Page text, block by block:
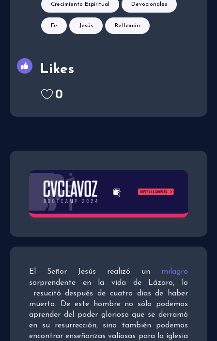
El Señor Jesús realizó un milagro
sorprendente en la vida de Lázaro, lo
resucitó después de cuatro días de haber
muerto. De este hombre no sólo podemos
aprender del poder glorioso que se derramó
en su resurrección, sino también podemos
encontrar enseñanzas valiosas para la iglesia
Crecimiento Espiritual Devocionales
Fe Jesús Reflexión
Likes
0